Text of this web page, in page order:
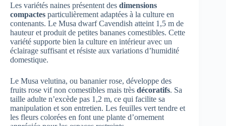
Les variétés naines présentent des dimensions
compactes particulièrement adaptées à la culture en
contenants. Le Musa dwarf Cavendish atteint 1,5 m de
hauteur et produit de petites bananes comestibles. Cette
variété supporte bien la culture en intérieur avec un
éclairage suffisant et résiste aux variations d’humidité
domestique.
Le Musa velutina, ou bananier rose, développe des
fruits rose vif non comestibles mais très décoratifs. Sa
taille adulte n’excède pas 1,2 m, ce qui facilite sa
manipulation et son entretien. Les feuilles vert tendre et
les fleurs colorées en font une plante d’ornement